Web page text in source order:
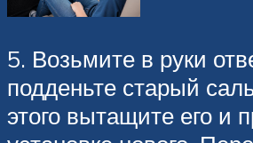
5. Возьмите в руки
подденьте старый
этого вытащите его и